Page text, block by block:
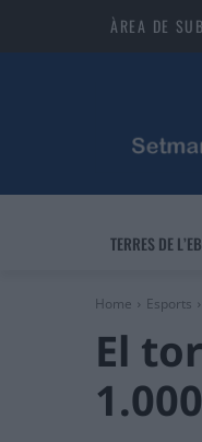
ÀREA DE
TERRES DE
Home Esports
El